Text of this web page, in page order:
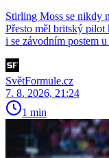
Stirling Moss se nikdy
Přesto měl britský
i se závodním postem
SvětFormule.cz
7. 8. 2026, 21:24
1 min